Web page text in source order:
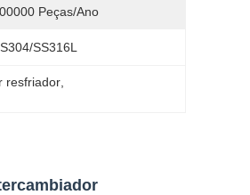
Peças/ano
SS316L
resfriador